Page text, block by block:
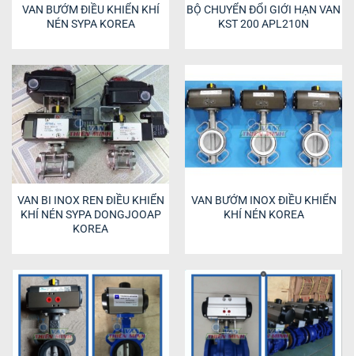
VAN BƯỚM ĐIỀU KHIỂN KHÍ
NÉN SYPA KOREA
BỘ CHUYỂN ĐỔI GIỚI HẠN VAN
KST 200 APL210N
VAN BI INOX REN ĐIỀU KHIỂN
KHÍ NÉN SYPA DONGJOOAP
KOREA
VAN BƯỚM INOX ĐIỀU KHIỂN
KHÍ NÉN KOREA